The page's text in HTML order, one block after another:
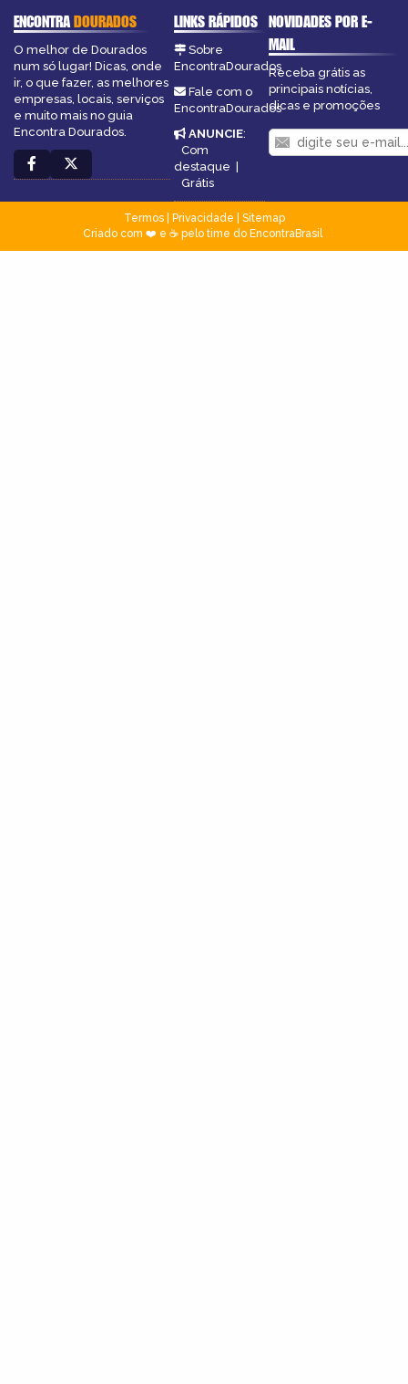
ENCONTRADOURADOS
O melhor de Dourados
num só lugar! Dicas, onde
ir, o que fazer, as melhores
empresas, locais, serviços
e muito mais no guia
Encontra Dourados.
LINKS RÁPIDOS
Sobre
EncontraDourados
Fale com o
EncontraDourados
ANUNCIE:
Com
destaque |
Grátis
NOVIDADES POR E-
MAIL
Receba grátis as
principais notícias,
dicas e promoções
Termos| Privacidade
Sitemap
Criado com ❤️ e ☕ pelo time do EncontraBrasil